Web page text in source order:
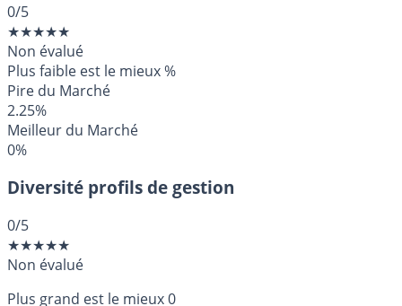
0/5
★★★★★
Non évalué
Plus faible est le mieux%
Pire du Marché
2.25%
Meilleur du Marché
0%
Diversité profils de gestion
0/5
★★★★★
Non évalué
Plus grand est le mieux0